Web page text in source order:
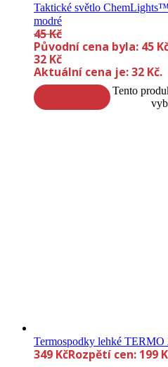
Taktické světlo
modré
45Kč
Původní cena byla: 45
32 Kč
Aktuální cena je: 32 Kč.
Tento
Termospodky lehké TERMO
349 KčRozpětí cen: 199